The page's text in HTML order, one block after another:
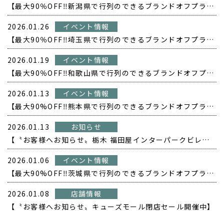
【最大90％OFF‼️新潟県で行列のできるブランドオフプライス POPUP開催❗️】
2026.01.26
イベント情報
【最大90％OFF‼️埼玉県で行列のできるブランドオフプライス POPUP開催❗️】
2026.01.19
イベント情報
【最大90％OFF‼️和歌山県で行列のできるブランドオフプライス POPUP開催❗️】
2026.01.13
イベント情報
【最大90%OFF‼️熊本県で行列のできるブランドオフプライス POPUP開催❗️】
2026.01.13
お知らせ
【〝お客様へお知らせ〟栃木 福田屋インターパークビレッジ店閉店セール開催中】
2026.01.06
イベント情報
【最大90%OFF‼️茨城県で行列のできるブランドオフプライス POPUP開催❗️】
2026.01.08
店舗情報
【〝お客様へお知らせ〟キューズモール閉店セール開催中】